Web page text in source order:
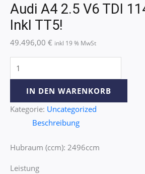
Audi A4 2.5 V6 TDI
Inkl TT5!
49.496,00 € inkl 19 % MwSt
IN DEN WARENKORB
Kategorie: Uncategorized
Beschreibung
Hubraum (ccm): 2496ccm
Leistung